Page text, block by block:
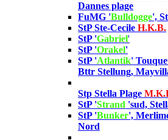
Dannes plage
FuMG 'Bulldogge',
StP Ste-Cecile H.K.B.
StP 'Gabriel'
StP 'Orakel'
StP 'Atlantik'
Bttr Stellung,
Stp Stella Plage
StP 'Strand 'sud,
StP 'Bunker',
Nord